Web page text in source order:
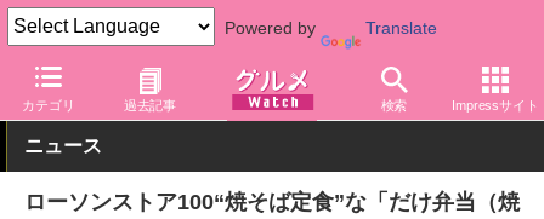
Powered by Translate
カテゴリ 過去記事 検索 Impressサイト
グルメ Watch 店舗 コンビニ ローソン
ニュース
ローソンストア100“焼そば定食”な「だけ弁当（焼